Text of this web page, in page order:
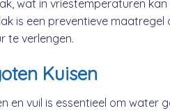
wat in vriestemperaturen
is een preventieve
te verlengen.
Kuisen
en vuil is essentieel om water